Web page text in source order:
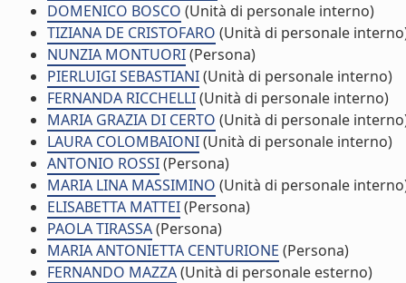
DOMENICO BOSCO (Unità di personale interno)
TIZIANA DE CRISTOFARO (Unità di personale
NUNZIA MONTUORI(Persona)
PIERLUIGI SEBASTIANI(Unità di personale interno)
FERNANDA RICCHELLI(Unità di personale interno)
MARIA GRAZIA DI CERTO (Unità di personale
LAURA COLOMBAIONI(Unità di personale interno)
ANTONIO ROSSI(Persona)
MARIA LINA MASSIMINO (Unità di personale
ELISABETTA MATTEI(Persona)
PAOLA TIRASSA(Persona)
MARIA ANTONIETTA CENTURIONE (Persona)
FERNANDO MAZZA(Unità di personale esterno)